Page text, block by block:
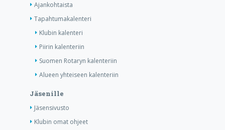
Ajankohtaista
Tapahtumakalenteri
Klubin kalenteri
Piirin kalenteriin
Suomen Rotaryn kalenteriin
Alueen yhteiseen kalenteriin
Jäsenille
Jäsensivusto
Klubin omat ohjeet